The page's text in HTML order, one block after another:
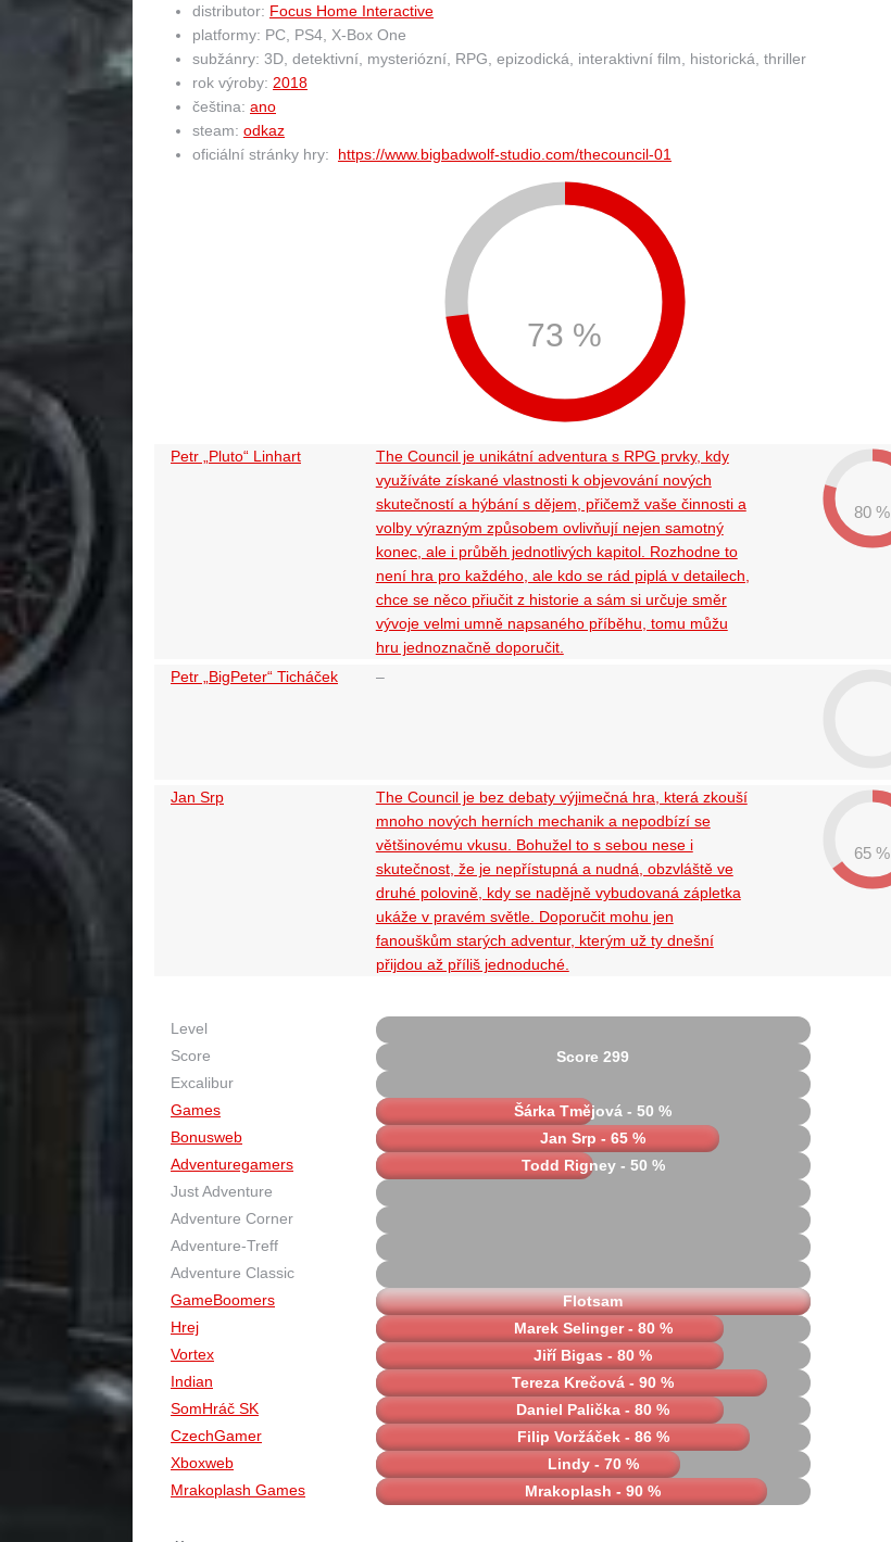
distributor: Focus Home Interactive
platformy: PC, PS4, X-Box One
subžánry: 3D, detektivní, mysteriózní, RPG, epizodická, interaktivní film, historická, thriller
rok výroby: 2018
čeština: ano
steam: odkaz
oficiální stránky hry: https://www.bigbadwolf-studio.com/thecouncil-01
73 %
Petr „Pluto“ Linhart
The Council je unikátní adventura s RPG prvky, kdy
využíváte získané vlastnosti k objevování nových
skutečností a hýbání s dějem, přičemž vaše činnosti a
volby výrazným způsobem ovlivňují nejen samotný
konec, ale i průběh jednotlivých kapitol. Rozhodne to
není hra pro každého, ale kdo se rád piplá v detailech,
chce se něco přiučit z historie a sám si určuje směr
vývoje velmi umně napsaného příběhu, tomu můžu
hru jednoznačně doporučit.
80 %
Petr „BigPeter“ Ticháček –
Jan Srp
The Council je bez debaty výjimečná hra, která zkouší
mnoho nových herních mechanik a nepodbízí se
většinovému vkusu. Bohužel to s sebou nese i
skutečnost, že je nepřístupná a nudná, obzvláště ve
druhé polovině, kdy se nadějně vybudovaná zápletka
ukáže v pravém světle. Doporučit mohu jen
fanouškům starých adventur, kterým už ty dnešní
přijdou až příliš jednoduché.
65 %
Level
Score
Score 299
Excalibur
Games
Šárka Tmějová - 50 %
Bonusweb
Jan Srp - 65 %
Adventuregamers
Todd Rigney - 50 %
Just Adventure
Adventure Corner
Adventure-Treff
Adventure Classic
GameBoomers
Flotsam
Hrej
Marek Selinger - 80 %
Vortex
Jiří Bigas - 80 %
Indian
Tereza Krečová - 90 %
SomHráč SK
Daniel Palička - 80 %
CzechGamer
Filip Voržáček - 86 %
Xboxweb
Lindy - 70 %
Mrakoplash Games
Mrakoplash - 90 %